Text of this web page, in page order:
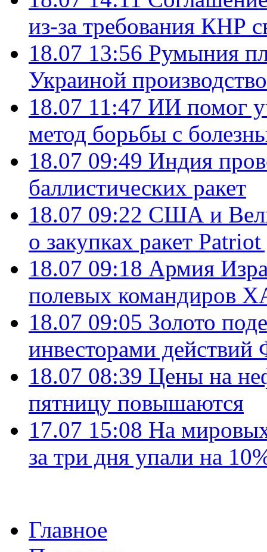
из-за требования КНР
18.07 13:56 Румыния
Украиной
18.07 11:47 ИИ помог
метод борьбы с
18.07 09:49 Индия
баллистических ракет
18.07 09:22 США и
о закупках ракет
18.07 09:18 Армия
полевых командиров
18.07 09:05 Золото
инвесторами
18.07 08:39 Цены на
пятницу повышаются
17.07 15:08 На
за три дня упали на
Главное